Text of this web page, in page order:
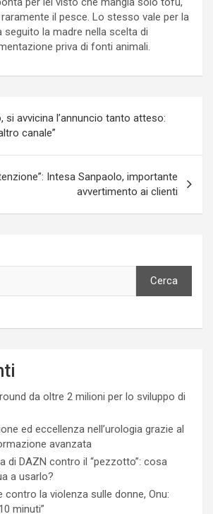
il pesce. Lo stesso vale per la
seguito la madre nella scelta di
priva di fonti animali.
si avvicina l’annuncio tanto atteso:
canale”
Intesa Sanpaolo, importante
avvertimento ai clienti
Cerca
da oltre 2 milioni per lo sviluppo di
ed eccellenza nell’urologia grazie al
avanzata
di DAZN contro il “pezzotto”: cosa
a usarlo?
contro la violenza sulle donne, Onu:
minuti”